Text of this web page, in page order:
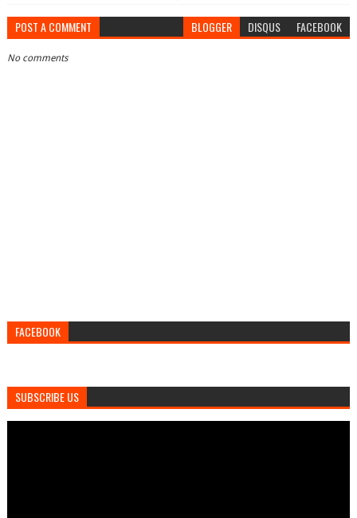
POST A COMMENT BLOGGER DISQUS FACEBOOK
No comments
FACEBOOK
SUBSCRIBE US